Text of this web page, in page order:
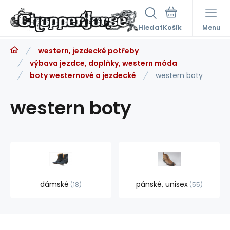
Hledat Menu
western, jezdecké potřeby
výbava jezdce, doplňky, western móda
boty westernové a jezdecké
western boty
western boty
dámské 18 pánské, unisex 55